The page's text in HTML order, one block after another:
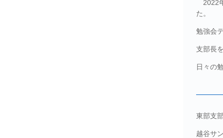
2022
た。
勉強会
支部長
日々の
東部支
越谷サ